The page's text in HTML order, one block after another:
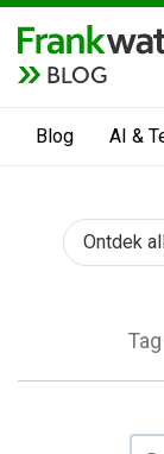
BLOG
Blog AI &
Ontdek
Tag